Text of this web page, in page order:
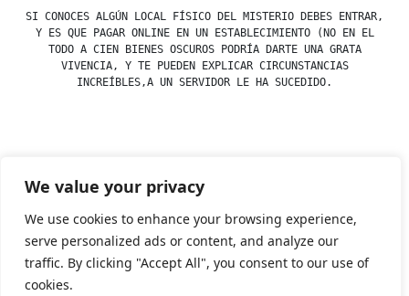
We value your privacy
We use cookies to enhance your browsing experience,
serve personalized ads or content, and analyze our
traffic. By clicking "Accept All", you consent to our use of
cookies.
SI CONOCES ALGÚN LOCAL FÍSICO DEL MISTERIO DEBES ENTRAR,
Y ES QUE PAGAR ONLINE EN UN ESTABLECIMIENTO (NO EN EL
TODO A CIEN BIENES OSCUROS PODRÍA DARTE UNA GRATA
VIVENCIA, Y TE PUEDEN EXPLICAR CIRCUNSTANCIAS
INCREÍBLES,A UN SERVIDOR LE HA SUCEDIDO.
by
Posted
Uncategorized
Tienda Esotérica Online – Librería Esotérica,Proudly